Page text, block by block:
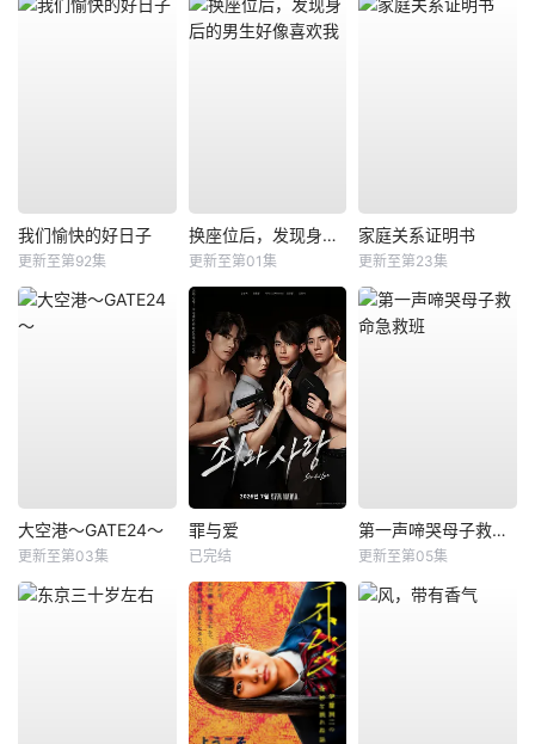
我们愉快的好日子
更新至第92集
换座位后，发现身后的男生好像喜欢我
更新至第01集
家庭关系证明书
更新至第23集
大空港～GATE24～
更新至第03集
罪与爱
已完结
第一声啼哭母子救命急救班
更新至第05集